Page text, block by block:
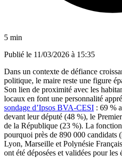
5 min
Publié le 11/03/2026 à 15:35
Dans un contexte de défiance
politique, le maire reste une figure
Son lien de proximité avec les
locaux en font une personnalité
sondage d’Ipsos BVA-CESI : 69 %
devant leur député (48 %), le
de la République (23 %). La
pourquoi près de 890 000 candidats
Lyon, Marseille et Polynésie
ont été déposées et validées pour les